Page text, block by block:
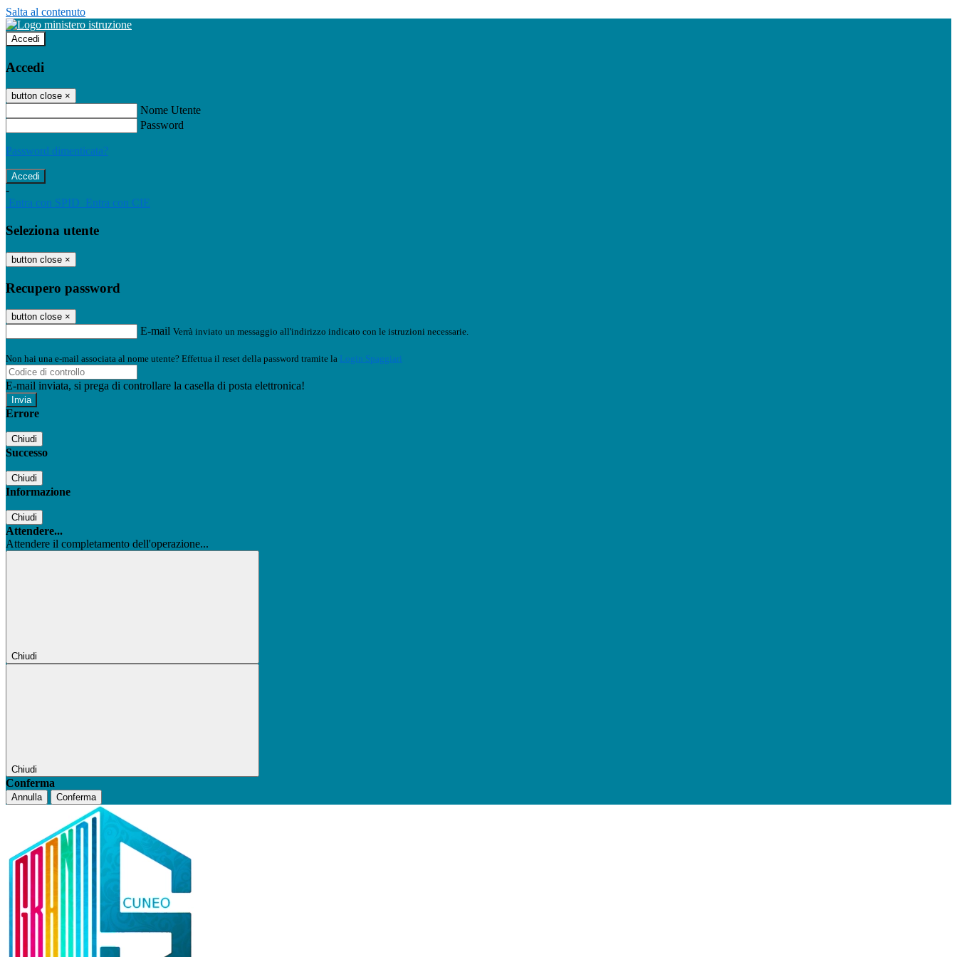
Salta al contenuto
Accedi
Accedi
button close ×
Nome Utente
Password
Password dimenticata?
-
Entra con SPID Entra con CIE
Seleziona utente
button close ×
Recupero password
button close ×
E-mail Verrà inviato un messaggio all'indirizzo indicato con le istruzioni necessarie.
Non hai una e-mail associata al nome utente? Effettua il reset della password tramite la Login Spaggiari
E-mail inviata, si prega di controllare la casella di posta elettronica!
Errore
Chiudi
Successo
Chiudi
Informazione
Chiudi
Attendere...
Attendere il completamento dell'operazione...
Chiudi
Chiudi
Conferma
Annulla Conferma